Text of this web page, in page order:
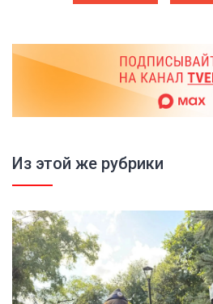
Из этой же рубрики